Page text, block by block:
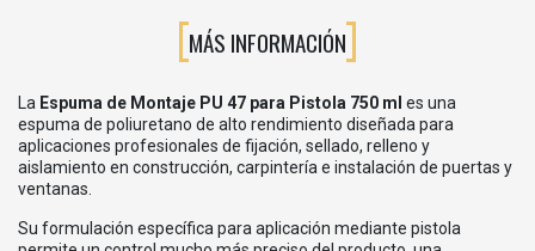
MÁS INFORMACIÓN
La Espuma de Montaje PU 47 para Pistola 750 ml es una
espuma de poliuretano de alto rendimiento diseñada para
aplicaciones profesionales de fijación, sellado, relleno y
aislamiento en construcción, carpintería e instalación de puertas y
ventanas.
Su formulación específica para aplicación mediante pistola